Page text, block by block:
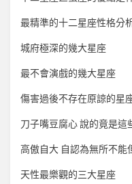
最精準的十二星座性格分
城府極深的幾大星座
最不會演戲的幾大星座
傷害過後不存在原諒的星
刀子嘴豆腐心 說的竟是這
高傲自大 自認為無所不能
天性最樂觀的三大星座